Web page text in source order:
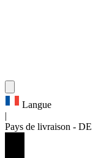
Langue
Pays de livraison - DE